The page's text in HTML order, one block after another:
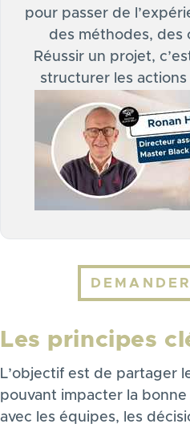
pour passer de
des méthodes, des
Réussir un projet,
structurer les actions
Les principes
L’objectif est de partager
pouvant impacter la
avec les équipes, les